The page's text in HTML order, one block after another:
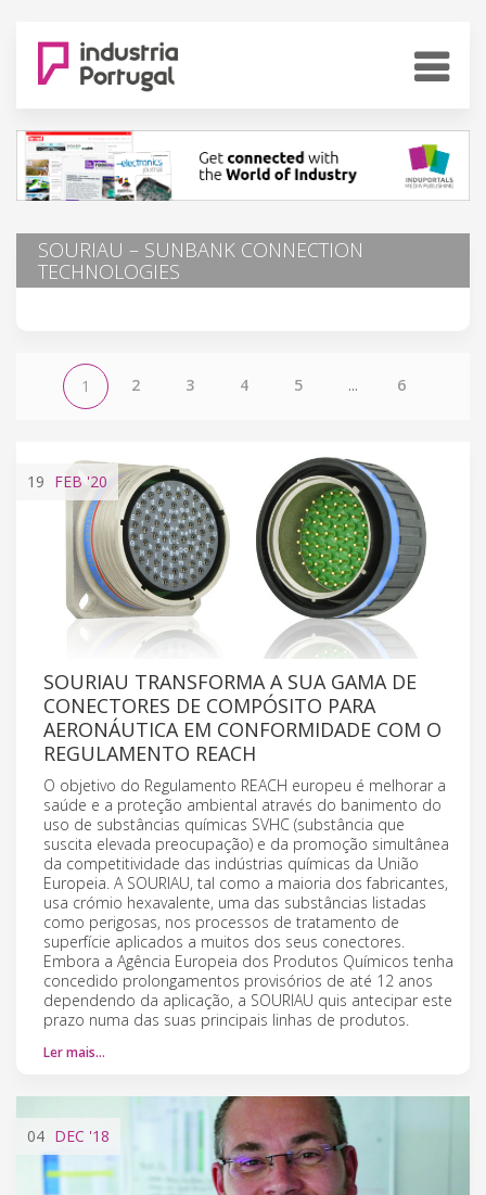
SOURIAU – SUNBANK CONNECTION
TECHNOLOGIES
1 2 3 4 5 ... 6
19 FEB '20
SOURIAU TRANSFORMA A SUA GAMA DE
CONECTORES DE COMPÓSITO PARA
AERONÁUTICA EM CONFORMIDADE COM O
REGULAMENTO REACH
O objetivo do Regulamento REACH europeu é melhorar a
saúde e a proteção ambiental através do banimento do
uso de substâncias químicas SVHC (substância que
suscita elevada preocupação) e da promoção simultânea
da competitividade das indústrias químicas da União
Europeia. A SOURIAU, tal como a maioria dos fabricantes,
usa crómio hexavalente, uma das substâncias listadas
como perigosas, nos processos de tratamento de
superfície aplicados a muitos dos seus conectores.
Embora a Agência Europeia dos Produtos Químicos tenha
concedido prolongamentos provisórios de até 12 anos
dependendo da aplicação, a SOURIAU quis antecipar este
prazo numa das suas principais linhas de produtos.
Ler mais…
04 DEC '18